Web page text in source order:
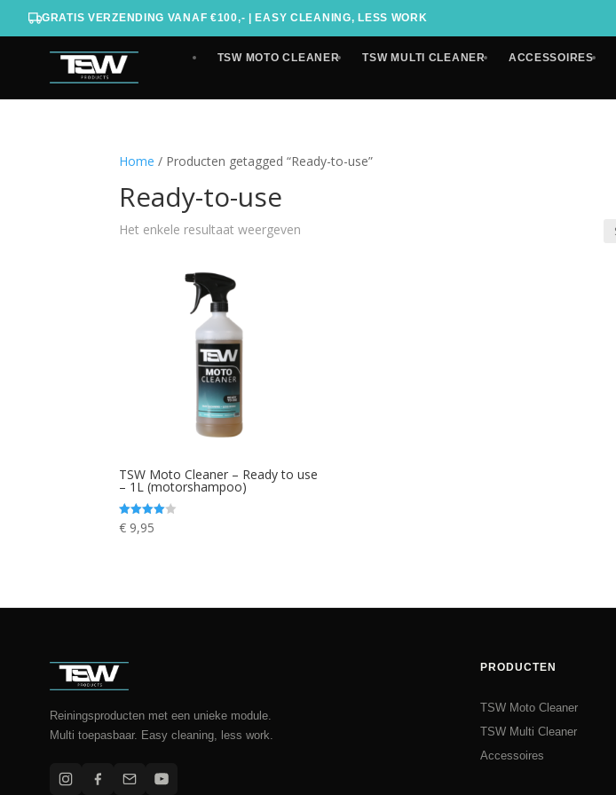
GRATIS VERZENDING VANAF €100,- | EASY CLEANING, LESS WORK
TSW MOTO CLEANER TSW MULTI CLEANER ACCESSOIRES
Home / Producten getagged “Ready-to-use”
Ready-to-use
Het enkele resultaat weergeven
TSW Moto Cleaner – Ready to use
– 1L (motorshampoo)
Waardering
4.00
€ 9,95
Reiningsproducten met een unieke module.
Multi toepasbaar. Easy cleaning, less work.
PRODUCTEN
TSW Moto Cleaner
TSW Multi Cleaner
Accessoires